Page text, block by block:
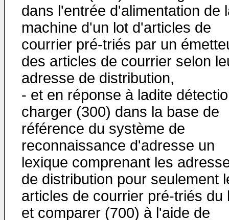
dans l'entrée d'alimentation de
machine d'un lot d'articles de
courrier pré-triés par un
des articles de courrier selon
adresse de distribution,
- et en réponse à ladite
charger (300) dans la base de
référence du système de
reconnaissance d'adresse un
lexique comprenant les
de distribution pour seulement
articles de courrier pré-triés du
et comparer (700) à l'aide de